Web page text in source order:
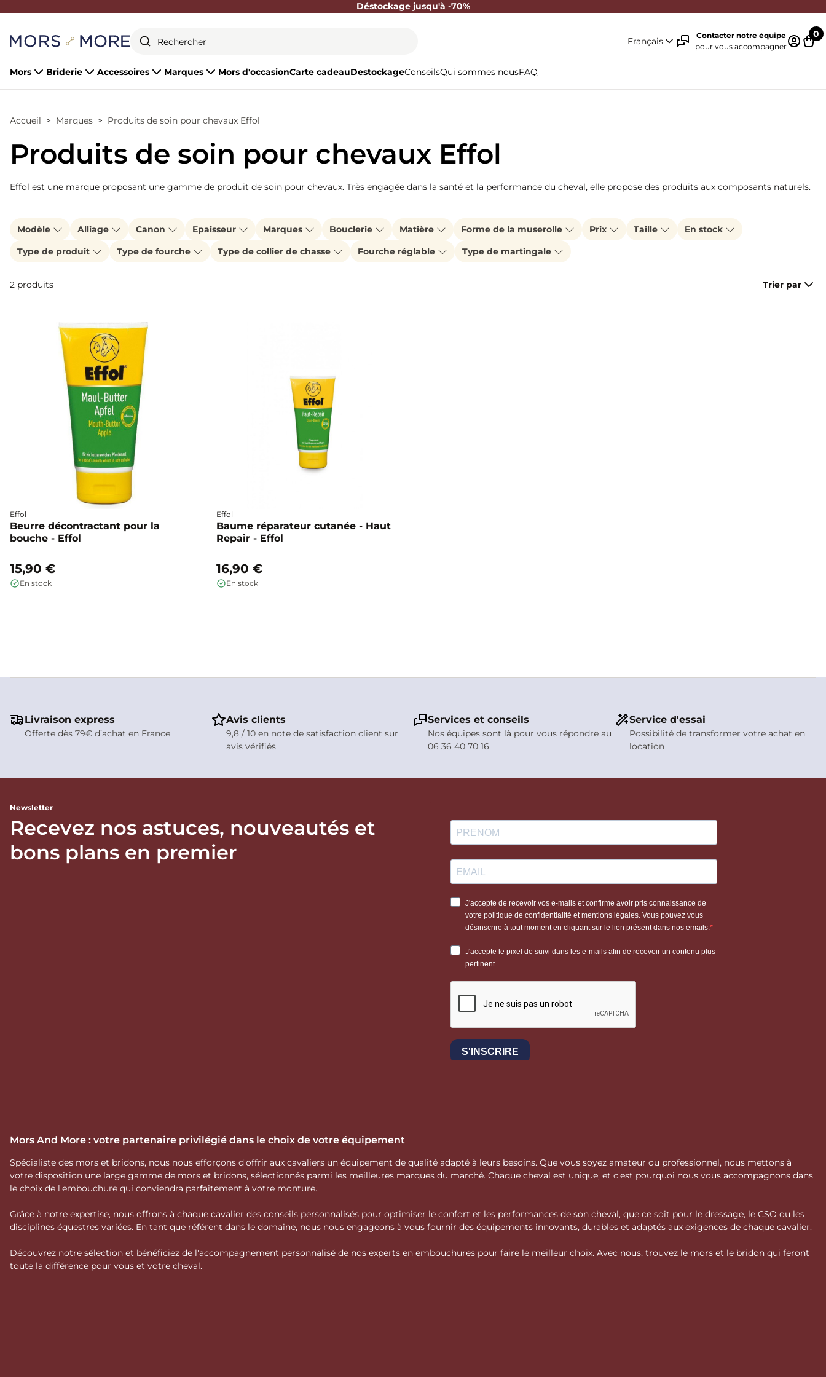
Déstockage jusqu'à -70%
Français
Contacter notre équipe
pour vous accompagner
0
Mors Briderie Accessoires Marques Mors d'occasionCarte cadeauDestockageConseilsQui sommes nousFAQ
Accueil Marques Produits de soin pour chevaux Effol
Produits de soin pour chevaux Effol
Effol est une marque proposant une gamme de produit de soin pour chevaux. Très engagée dans la santé et la performance du cheval, elle propose des produits aux composants naturels.
Modèle Alliage Canon Epaisseur Marques Bouclerie Matière Forme de la muserolle Prix Taille
En stock
Type de produit
Type de fourche Type de collier de chasse Fourche réglable Type de martingale
2 produits Trier par
Effol
Beurre décontractant pour la
bouche - Effol
15,90 €
En stock
Effol
Baume réparateur cutanée - Haut
Repair - Effol
16,90 €
En stock
Livraison express
Offerte dès 79€ d’achat en France
Avis clients
9,8 / 10 en note de satisfaction client sur
avis vérifiés
Services et conseils
Nos équipes sont là pour vous répondre au
06 36 40 70 16
Service d'essai
Possibilité de transformer votre achat en
location
Newsletter
Recevez nos astuces, nouveautés et
bons plans en premier
Mors And More : votre partenaire privilégié dans le choix de votre équipement
Spécialiste des mors et bridons, nous nous efforçons d'offrir aux cavaliers un équipement de qualité adapté à leurs besoins. Que vous soyez amateur ou professionnel, nous mettons à
votre disposition une large gamme de mors et bridons, sélectionnés parmi les meilleures marques du marché. Chaque cheval est unique, et c'est pourquoi nous vous accompagnons dans
le choix de l'embouchure qui conviendra parfaitement à votre monture.
Grâce à notre expertise, nous offrons à chaque cavalier des conseils personnalisés pour optimiser le confort et les performances de son cheval, que ce soit pour le dressage, le CSO ou les
disciplines équestres variées. En tant que référent dans le domaine, nous nous engageons à vous fournir des équipements innovants, durables et adaptés aux exigences de chaque cavalier.
Découvrez notre sélection et bénéficiez de l'accompagnement personnalisé de nos experts en embouchures pour faire le meilleur choix. Avec nous, trouvez le mors et le bridon qui feront
toute la différence pour vous et votre cheval.